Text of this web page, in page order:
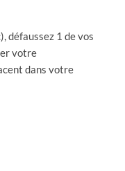
défaussez 1 de vos
votre
dans votre